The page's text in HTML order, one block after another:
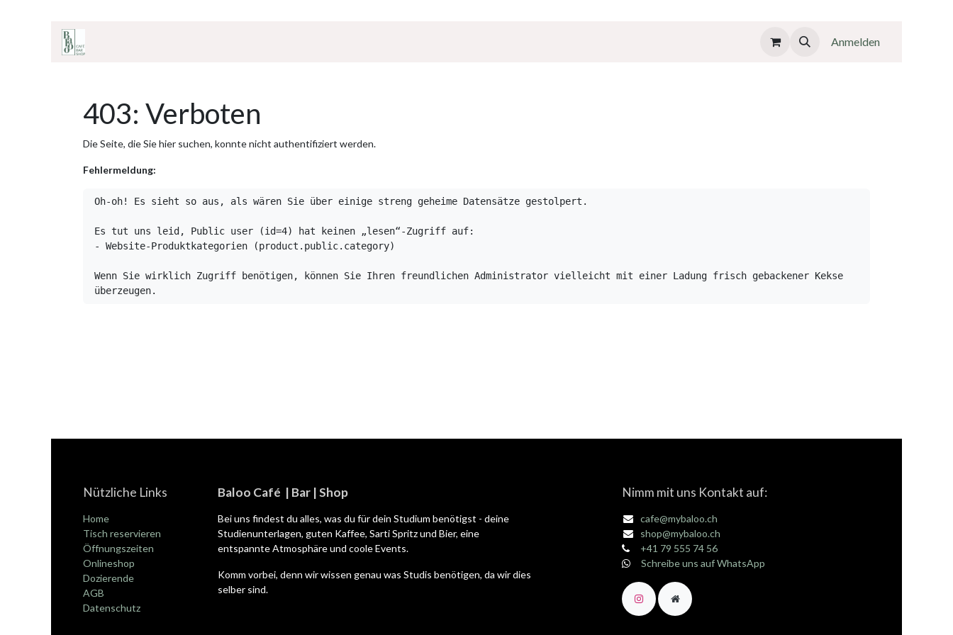
Anmelden
403: Verboten
Die Seite, die Sie hier suchen, konnte nicht authentifiziert werden.
Fehlermeldung:
Oh-oh! Es sieht so aus, als wären Sie über einige streng geheime Datensätze gestolpert.
Es tut uns leid, Public user (id=4) hat keinen „lesen“-Zugriff auf:
- Website-Produktkategorien (product.public.category)
Wenn Sie wirklich Zugriff benötigen, können Sie Ihren freundlichen Administrator vielleicht mit einer Ladung frisch gebackener Kekse
überzeugen.
Nützliche Links
Home
Tisch reservieren
Öffnungszeiten
Onlineshop
Dozierende
AGB
Datenschutz
Baloo Café | Bar | Shop
Bei uns findest du alles, was du für dein Studium benötigst - deine
Studienunterlagen, guten Kaffee, Sarti Spritz und Bier, eine
entspannte Atmosphäre und coole Events.
Komm vorbei, denn wir wissen genau was Studis benötigen, da wir dies
selber sind.
Nimm mit uns Kontakt auf:
cafe@mybaloo.ch
shop@mybaloo.ch
+41 79 555 74 56
Schreibe uns auf WhatsApp